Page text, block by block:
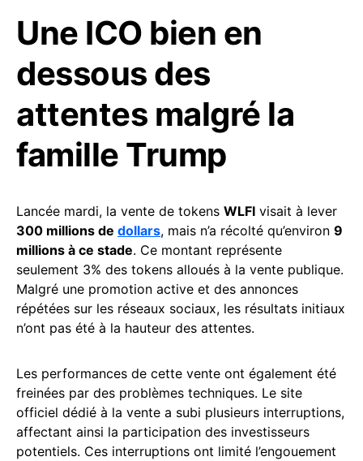
Une ICO bien en
dessous des
attentes malgré la
famille Trump
Lancée mardi, la vente de tokens WLFI visait à lever
300 millions de dollars, mais n’a récolté qu’environ 9
millions à ce stade. Ce montant représente
seulement 3% des tokens alloués à la vente publique.
Malgré une promotion active et des annonces
répétées sur les réseaux sociaux, les résultats initiaux
n’ont pas été à la hauteur des attentes.
Les performances de cette vente ont également été
freinées par des problèmes techniques. Le site
officiel dédié à la vente a subi plusieurs interruptions,
affectant ainsi la participation des investisseurs
potentiels. Ces interruptions ont limité l’engouement